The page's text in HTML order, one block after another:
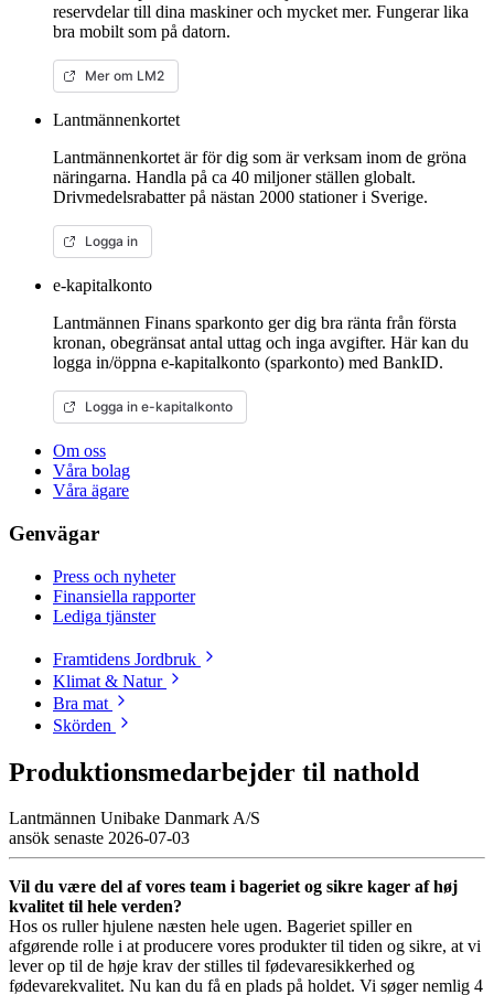
reservdelar till dina maskiner och mycket mer. Fungerar lika
bra mobilt som på datorn.
Mer om LM2
Lantmännenkortet
Lantmännenkortet är för dig som är verksam inom de gröna
näringarna. Handla på ca 40 miljoner ställen globalt.
Drivmedelsrabatter på nästan 2000 stationer i Sverige.
Logga in
e-kapitalkonto
Lantmännen Finans sparkonto ger dig bra ränta från första
kronan, obegränsat antal uttag och inga avgifter. Här kan du
logga in/öppna e-kapitalkonto (sparkonto) med BankID.
Logga in e-kapitalkonto
Om oss
Våra bolag
Våra ägare
Genvägar
Press och nyheter
Finansiella rapporter
Lediga tjänster
Framtidens Jordbruk
Klimat & Natur
Bra mat
Skörden
Produktionsmedarbejder til nathold
Lantmännen Unibake Danmark A/S
ansök senaste 2026-07-03
Vil du være del af vores team i bageriet og sikre kager af høj
kvalitet til hele verden?
Hos os ruller hjulene næsten hele ugen. Bageriet spiller en
afgørende rolle i at producere vores produkter til tiden og sikre, at vi
lever op til de høje krav der stilles til fødevaresikkerhed og
fødevarekvalitet. Nu kan du få en plads på holdet. Vi søger nemlig 4